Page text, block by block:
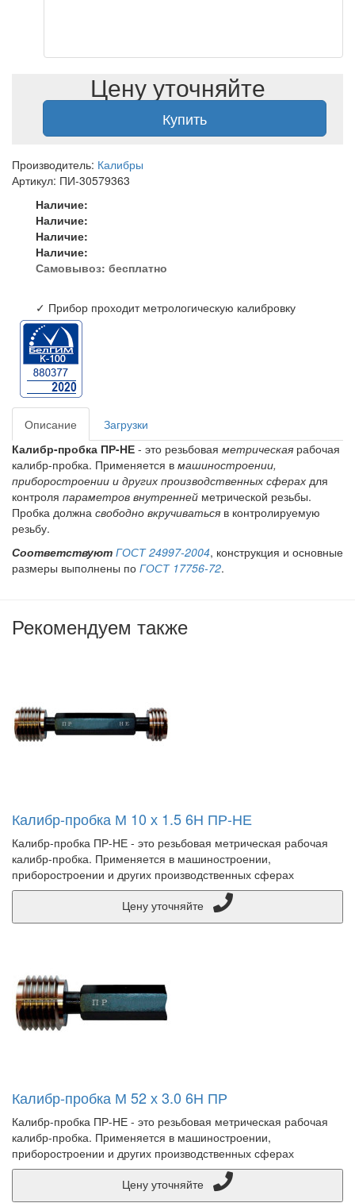
Цену уточняйте
Купить
Производитель: Калибры
Артикул: ПИ-30579363
Наличие:
Наличие:
Наличие:
Наличие:
Самовывоз: бесплатно
✓ Прибор проходит метрологическую калибровку
Описание
Загрузки
Калибр-пробка ПР-НЕ - это резьбовая метрическая рабочая
калибр-пробка. Применяется в машиностроении,
приборостроении и других производственных сферах для
контроля параметров внутренней метрической резьбы.
Пробка должна свободно вкручиваться в контролируемую
резьбу.
Соответствуют ГОСТ 24997-2004, конструкция и основные
размеры выполнены по ГОСТ 17756-72.
Рекомендуем также
Калибр-пробка М 10 х 1.5 6Н ПР-НЕ
Калибр-пробка ПР-НЕ - это резьбовая метрическая рабочая
калибр-пробка. Применяется в машиностроении,
приборостроении и других производственных сферах
Калибр-пробка М 52 х 3.0 6Н ПР
Калибр-пробка ПР-НЕ - это резьбовая метрическая рабочая
калибр-пробка. Применяется в машиностроении,
приборостроении и других производственных сферах